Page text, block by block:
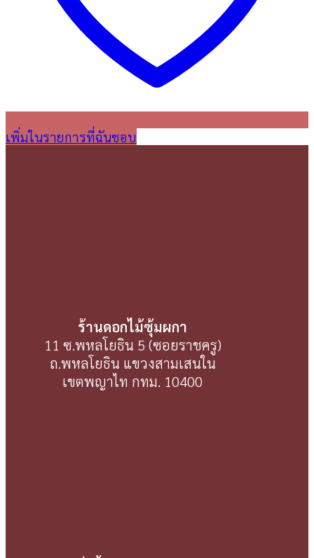
เพิ่มในรายการที่ฉันชอบ
ร้านดอกไม้ซุ้มผกา
11 ซ.พหลโยธิน 5 (ซอยราชครู)
ถ.พหลโยธิน แขวงสามเสนใน
เขตพญาไท กทม. 10400